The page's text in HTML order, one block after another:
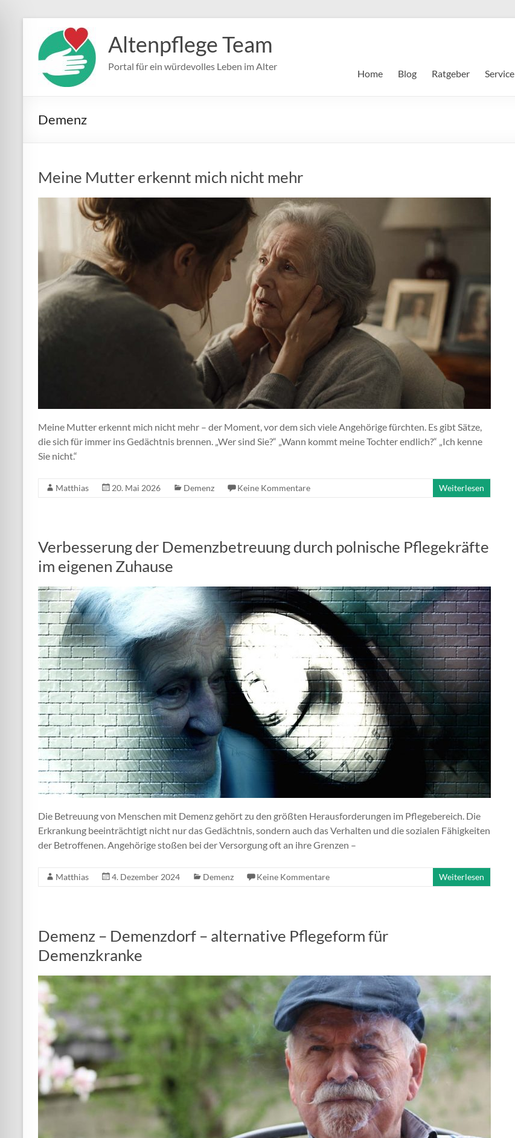
Inhalt
springen
Altenpflege Team
Portal für ein würdevolles Leben im Alter
Home Blog Ratgeber Service
Demenz
Meine Mutter erkennt mich nicht mehr
Meine Mutter erkennt mich nicht mehr – der Moment, vor dem sich viele Angehörige fürchten. Es gibt Sätze,
die sich für immer ins Gedächtnis brennen. „Wer sind Sie?“ „Wann kommt meine Tochter endlich?“ „Ich kenne
Sie nicht.“
Matthias 20. Mai 2026 Demenz Keine Kommentare Weiterlesen
Verbesserung der Demenzbetreuung durch polnische Pflegekräfte
im eigenen Zuhause
Die Betreuung von Menschen mit Demenz gehört zu den größten Herausforderungen im Pflegebereich. Die
Erkrankung beeinträchtigt nicht nur das Gedächtnis, sondern auch das Verhalten und die sozialen Fähigkeiten
der Betroffenen. Angehörige stoßen bei der Versorgung oft an ihre Grenzen –
Matthias 4. Dezember 2024 Demenz Keine Kommentare Weiterlesen
Demenz – Demenzdorf – alternative Pflegeform für
Demenzkranke